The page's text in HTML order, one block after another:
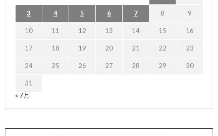
3 4 5 6 7 8 9
10 11 12 13 14 15 16
17 18 19 20 21 22 23
24 25 26 27 28 29 30
31
« 7月